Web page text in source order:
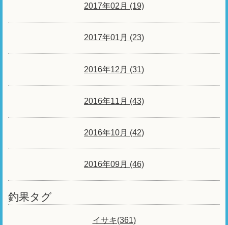
2017年02月 (19)
2017年01月 (23)
2016年12月 (31)
2016年11月 (43)
2016年10月 (42)
2016年09月 (46)
釣果タグ
イサキ(361)